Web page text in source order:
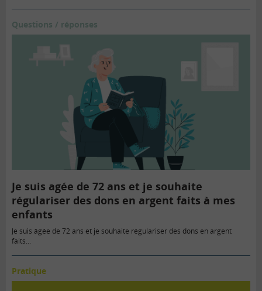
Questions / réponses
Je suis agée de 72 ans et je souhaite
régulariser des dons en argent faits à mes
enfants
Je suis âgée de 72 ans et je souhaite régulariser des dons en argent
faits...
Pratique